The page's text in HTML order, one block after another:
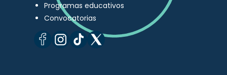
Programas educativos
Convocatorias